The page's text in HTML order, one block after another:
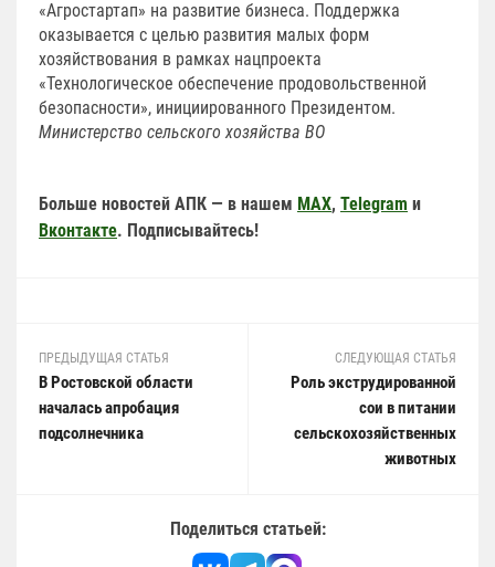
«Агростартап» на развитие бизнеса. Поддержка
оказывается с целью развития малых форм
хозяйствования в рамках нацпроекта
«Технологическое обеспечение продовольственной
безопасности», инициированного Президентом.
Министерство сельского хозяйства ВО
Больше новостей АПК — в нашем MAX, Telegram и
Вконтакте. Подписывайтесь!
ПРЕДЫДУЩАЯ СТАТЬЯ
В Ростовской области
началась апробация
подсолнечника
СЛЕДУЮЩАЯ СТАТЬЯ
Роль экструдированной
сои в питании
сельскохозяйственных
животных
Поделиться статьей: